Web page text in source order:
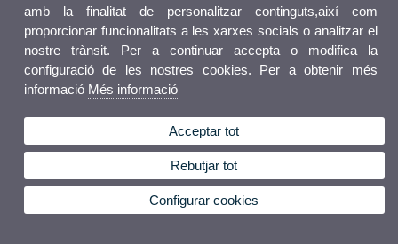
amb la finalitat de personalitzar continguts,així com
proporcionar funcionalitats a les xarxes socials o analitzar el
nostre trànsit. Per a continuar accepta o modifica la
configuració de les nostres cookies. Per a obtenir més
informació Més informació
Acceptar tot
Rebutjar tot
Configurar cookies